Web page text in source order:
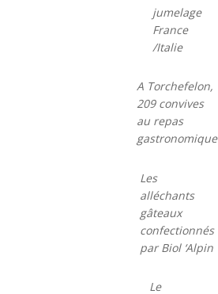
jumelage
France
/Italie
A Torchefelon,
209 convives
au repas
gastronomique
Les
alléchants
gâteaux
confectionnés
par Biol ‘Alpin
Le